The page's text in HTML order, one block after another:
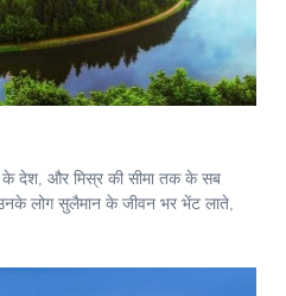
के देश, और मिस्र की सीमा तक के सब
लोग सुलैमान के जीवन भर भेंट लाते,